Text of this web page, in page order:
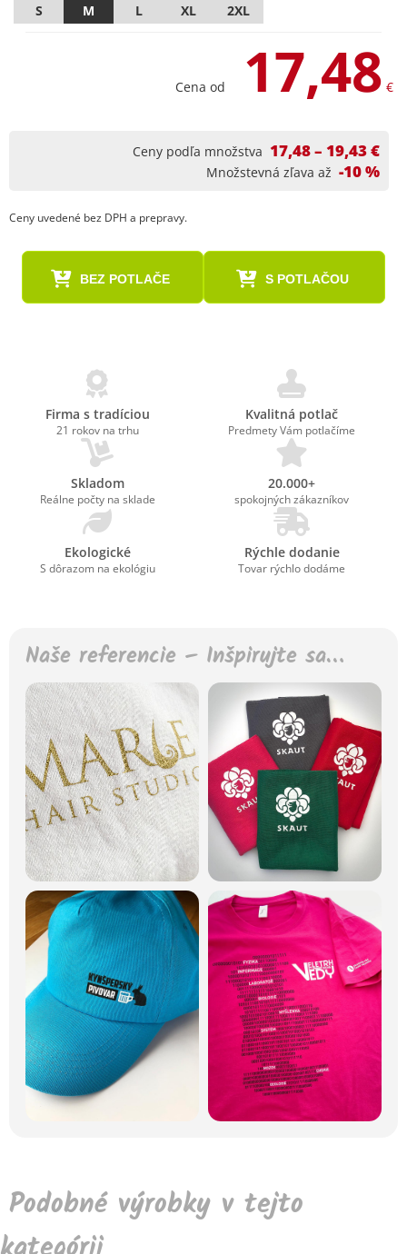
S M L XL 2XL
Cena od 17,48 €
Ceny podľa množstva 17,48 – 19,43 €
Množstevná zľava až -10 %
Ceny uvedené bez DPH a prepravy.
BEZ POTLAČE S POTLAČOU
Firma s tradíciou
21 rokov na trhu
Kvalitná potlač
Predmety Vám potlačíme
Skladom
Reálne počty na sklade
20.000+
spokojných zákazníkov
Ekologické
S dôrazom na ekológiu
Rýchle dodanie
Tovar rýchlo dodáme
Naše referencie – Inšpirujte sa…
Podobné výrobky v tejto